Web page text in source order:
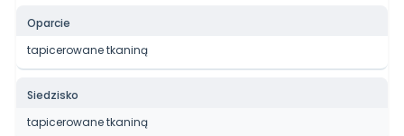
Oparcie
tapicerowane tkaniną
Siedzisko
tapicerowane tkaniną